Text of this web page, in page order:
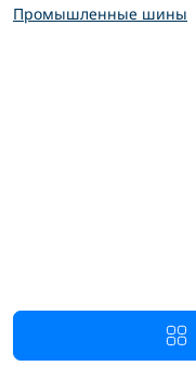
Промышленные шины